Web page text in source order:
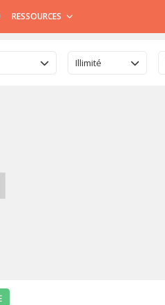
RESSOURCES
Illimité